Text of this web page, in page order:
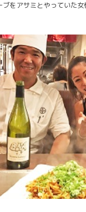
ブをアサミとやっていた
こえてきた。そう、あの
Lunes のジャンさん
エリー・ピュズラさんも
ーブルにはニューヨーク
ニューヨークも熱く燃えて
会の為にやって来た醸
った。